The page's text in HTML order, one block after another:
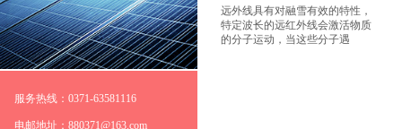
远外线具有对融雪有效的特性，
特定波长的远红外线会激活物质
的分子运动，当这些分子遇
服务热线：0371-63581116
电邮地址：880371@163.com